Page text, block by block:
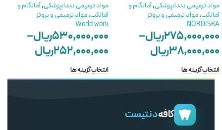
مواد ترمیمی دندانپزشکی,آمالگام و
آمالکپ,مواد ترمیمی و پروتز
NORDISKA
۲۷۵,۰۰۰,۰۰۰ریال–
۳۸,۰۰۰,۰۰۰ریال
انتخاب گزینه ها
مواد ترمیمی دندانپزشکی,آمالگام و
آمالکپ,مواد ترمیمی و پروتز
World work
۵۳۰,۰۰۰,۰۰۰ریال–
۲۵۲,۰۰۰,۰۰۰ریال
انتخاب گزینه ها
کافهدنتیست